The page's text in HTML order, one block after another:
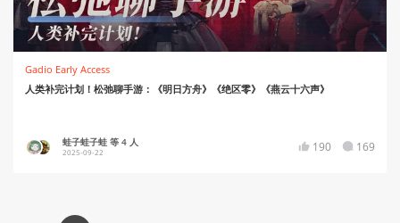
Gadio Early Access
人类补完计划！松弛聊手游：《明日方舟》《绝区零》《燕云十六声》
蛙子蛙子蛙 等 4 人
2025-09-22 190 169